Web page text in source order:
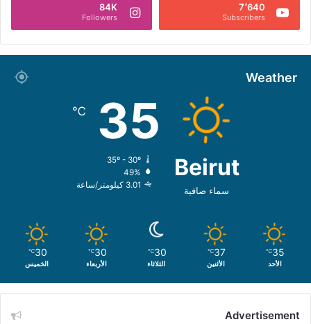
7٬640
Subscribers
84K
Followers
Weather
Beirut
سماء صافية
35
℃
35º - 30º
49%
3.01 كيلومتر/ساعة
35
℃
الأحد
37
℃
الأثنين
30
℃
الثلاثاء
30
℃
الأربعاء
30
℃
الخميس
Advertisement